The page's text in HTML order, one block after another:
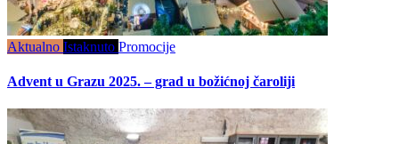
Aktualno Istaknuto Promocije
Advent u Grazu 2025. – grad u božićnoj čaroliji